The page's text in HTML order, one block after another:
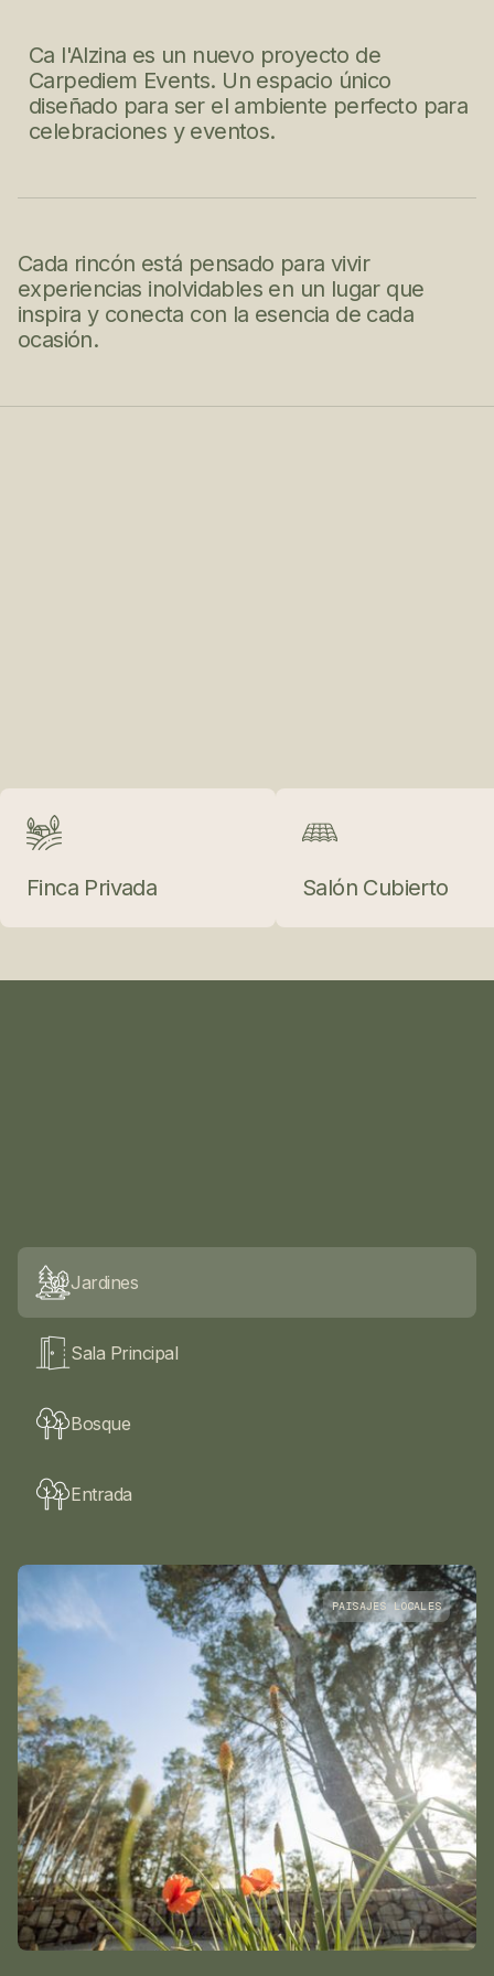
Ca l'Alzina es un nuevo proyecto de
Carpediem Events. Un espacio único
diseñado para ser el ambiente perfecto para
celebraciones y eventos.
Cada rincón está pensado para vivir
experiencias inolvidables en un lugar que
inspira y conecta con la esencia de cada
ocasión.
Finca Privada Salón Cubierto
En plena naturaleza.
Jardines
Sala Principal
Bosque
Entrada
PAISAJES LOCALES